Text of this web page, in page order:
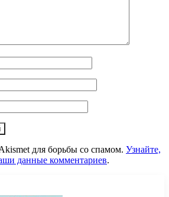
для борьбы со спамом. Узнайте,
данные комментариев.